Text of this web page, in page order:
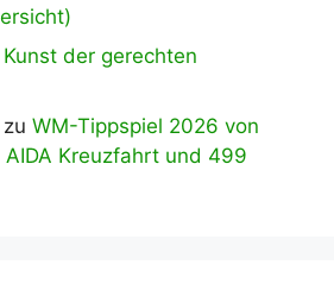
Kunst der gerechten
zu WM-Tippspiel 2026 von
Kreuzfahrt und 499